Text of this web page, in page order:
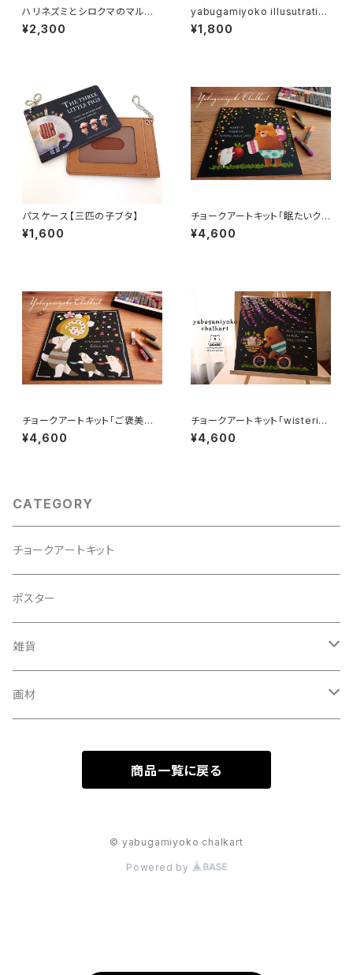
ハリネズミとシロクマのマルシェ
バッグ【受注制作】
¥2,300
yabugamiyoko illusutratio
n オリジナルカレンダー 2024
¥1,800
パスケース【三匹の子ブタ】
¥1,600
チョークアートキット「眠たいク
マさん」
¥4,600
チョークアートキット「ご褒美の
時間だよ」
¥4,600
チョークアートキット「wisteria
flowers」
¥4,600
CATEGORY
チョークアートキット
ポスター
雑貨
メガネ拭き
画材
商品一覧に戻る
© yabugamiyoko chalkart
Powered by